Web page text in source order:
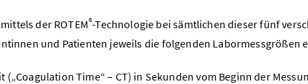
der ROTEM®-Technologie bei sämtlichen dieser fünf
und Patienten jeweils die folgenden Labormessgrößen
(„Coagulation Time“ – CT) in Sekunden vom Beginn der